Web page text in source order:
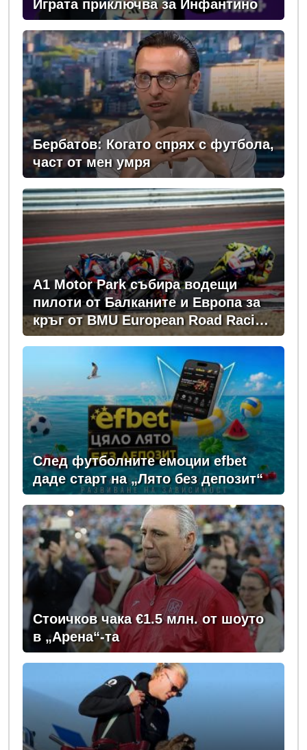
Играта приключва за Инфантино
Бербатов: Когато спрях с футбола,
част от мен умря
A1 Motor Park събира водещи
пилоти от Балканите и Европа за
кръг от BMU European Road Racing
Championship 2026
След футболните емоции efbet
даде старт на „Лято без депозит“
Стоичков чака €1.5 млн. от шоуто
в „Арена“-та